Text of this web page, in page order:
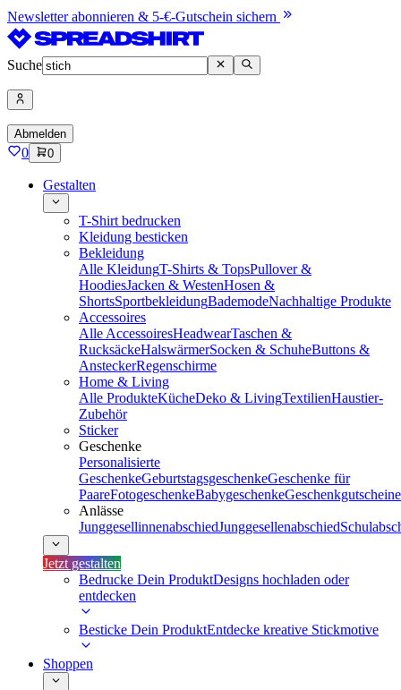
Newsletter abonnieren & 5-€-Gutschein sichern
Suche
Abmelden
0 0
Gestalten
T-Shirt bedrucken
Kleidung besticken
Bekleidung
Alle KleidungT-Shirts & TopsPullover &
HoodiesJacken & WestenHosen &
ShortsSportbekleidungBademodeNachhaltige Produkte
Accessoires
Alle AccessoiresHeadwearTaschen &
RucksäckeHalswärmerSocken & SchuheButtons &
AnsteckerRegenschirme
Home & Living
Alle ProdukteKücheDeko & LivingTextilienHaustier-
Zubehör
Sticker
Geschenke
Personalisierte
GeschenkeGeburtstagsgeschenkeGeschenke für
PaareFotogeschenkeBabygeschenkeGeschenkgutscheine
Anlässe
JunggesellinnenabschiedJunggesellenabschied
Jetzt gestalten
Bedrucke Dein ProduktDesigns hochladen oder
entdecken
Besticke Dein ProduktEntdecke kreative Stickmotive
Shoppen